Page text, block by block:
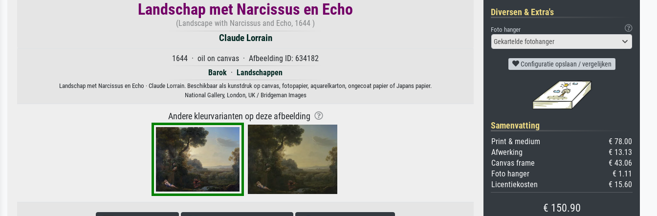
Landschap met Narcissus en Echo
(Landscape with Narcissus and Echo, 1644 )
Claude Lorrain
1644 · oil on canvas · Afbeelding ID: 634182
Barok · Landschappen
Landschap met Narcissus en Echo · Claude Lorrain. Beschikbaar als kunstdruk op canvas, fotopapier, aquarelkarton, ongecoat papier of Japans papier.
National Gallery, London, UK / Bridgeman Images
Andere kleurvarianten op deze afbeelding
Diversen & Extra's
Foto hanger
Gekartelde fotohanger
Configuratie opslaan / vergelijken
Samenvatting
Print & medium
€ 78.00
Afwerking
€ 13.13
Canvas frame
€ 43.06
Foto hanger
€ 1.11
Licentiekosten
€ 15.60
€ 150.90